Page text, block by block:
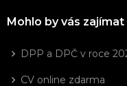
Mohlo by vás zajímat
DPP a DPČ v roce
CV online zdarma